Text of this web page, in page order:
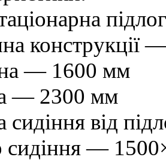
конструкції
— 1600 мм
— 2300 мм
сидіння від
сидіння —